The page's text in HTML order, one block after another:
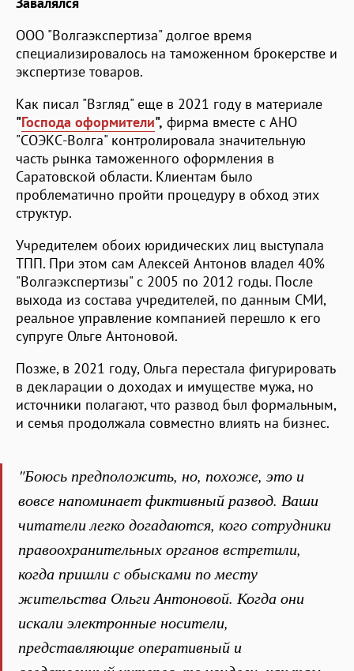
ООО "Волгаэкспертиза" долгое время
специализировалось на таможенном брокерстве и
экспертизе товаров.
Как писал "Взгляд" еще в 2021 году в материале
"Господа оформители", фирма вместе с АНО
"СОЭКС-Волга" контролировала значительную
часть рынка таможенного оформления в
Саратовской области. Клиентам было
проблематично пройти процедуру в обход этих
структур.
Учредителем обоих юридических лиц выступала
ТПП. При этом сам Алексей Антонов владел 40%
"Волгаэкспертизы" с 2005 по 2012 годы. После
выхода из состава учредителей, по данным СМИ,
реальное управление компанией перешло к его
супруге Ольге Антоновой.
Позже, в 2021 году, Ольга перестала фигурировать
в декларации о доходах и имуществе мужа, но
источники полагают, что развод был формальным,
и семья продолжала совместно влиять на бизнес.
"Боюсь предположить, но, похоже, это и
вовсе напоминает фиктивный развод. Ваши
читатели легко догадаются, кого сотрудники
правоохранительных органов встретили,
когда пришли с обысками по месту
жительства Ольги Антоновой. Когда они
искали электронные носители,
представляющие оперативный и